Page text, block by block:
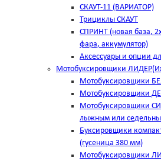
СКАУТ-11 (ВАРИАТОР)
Трициклы СКАУТ
СПРИНТ (новая база,
фара, аккумулятор)
Аксессуары и опции
Мотобуксировщики
Мотобуксировщики
Мотобуксировщики
Мотобуксировщики
лыжным или
Буксировщики
(гусеница 380 мм)
Мотобуксировщики